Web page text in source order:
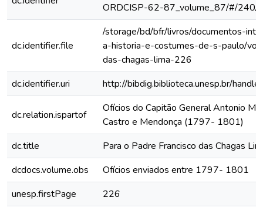
ORDCISP-62-87_volume_87/#/240/
dc.identifier.file
/storage/bd/bfr/livros/documentos-
a-historia-e-costumes-de-s-paulo/
das-chagas-lima-226
dc.identifier.uri
http://bibdig.biblioteca.unesp.br/
dc.relation.ispartof
Ofícios do Capitão General Antonio
Castro e Mendonça (1797- 1801)
dc.title
Para o Padre Francisco das Chagas
dcdocs.volume.obs
Ofícios enviados entre 1797- 1801
unesp.firstPage
226